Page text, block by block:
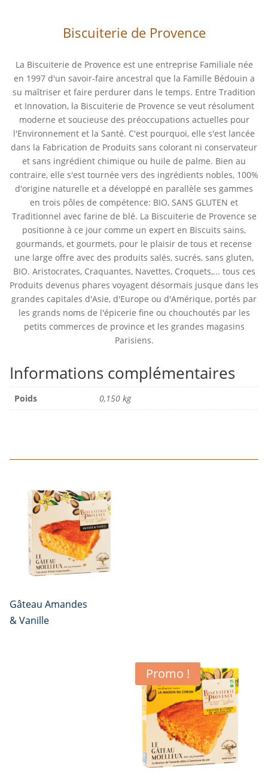
Biscuiterie de Provence
La Biscuiterie de Provence est une entreprise Familiale née
en 1997 d'un savoir-faire ancestral que la Famille Bédouin a
su maîtriser et faire perdurer dans le temps. Entre Tradition
et Innovation, la Biscuiterie de Provence se veut résolument
moderne et soucieuse des préoccupations actuelles pour
l'Environnement et la Santé. C'est pourquoi, elle s'est lancée
dans la Fabrication de Produits sans colorant ni conservateur
et sans ingrédient chimique ou huile de palme. Bien au
contraire, elle s'est tournée vers des ingrédients nobles, 100%
d'origine naturelle et a développé en parallèle ses gammes
en trois pôles de compétence: BIO, SANS GLUTEN et
Traditionnel avec farine de blé. La Biscuiterie de Provence se
positionne à ce jour comme un expert en Biscuits sains,
gourmands, et gourmets, pour le plaisir de tous et recense
une large offre avec des produits salés, sucrés, sans gluten,
BIO. Aristocrates, Craquantes, Navettes, Croquets,... tous ces
Produits devenus phares voyagent désormais jusque dans les
grandes capitales d'Asie, d'Europe ou d'Amérique, portés par
les grands noms de l'épicerie fine ou chouchoutés par les
petits commerces de province et les grandes magasins
Parisiens.
Informations complémentaires
Poids 0,150 kg
Gâteau Amandes
& Vanille
Promo !